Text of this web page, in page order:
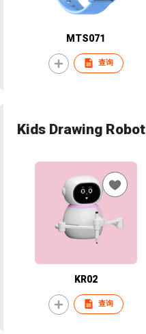
MTS071
查询
Kids Drawing Robot
KR02
查询